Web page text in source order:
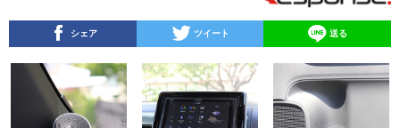
シェア ツイート 送る